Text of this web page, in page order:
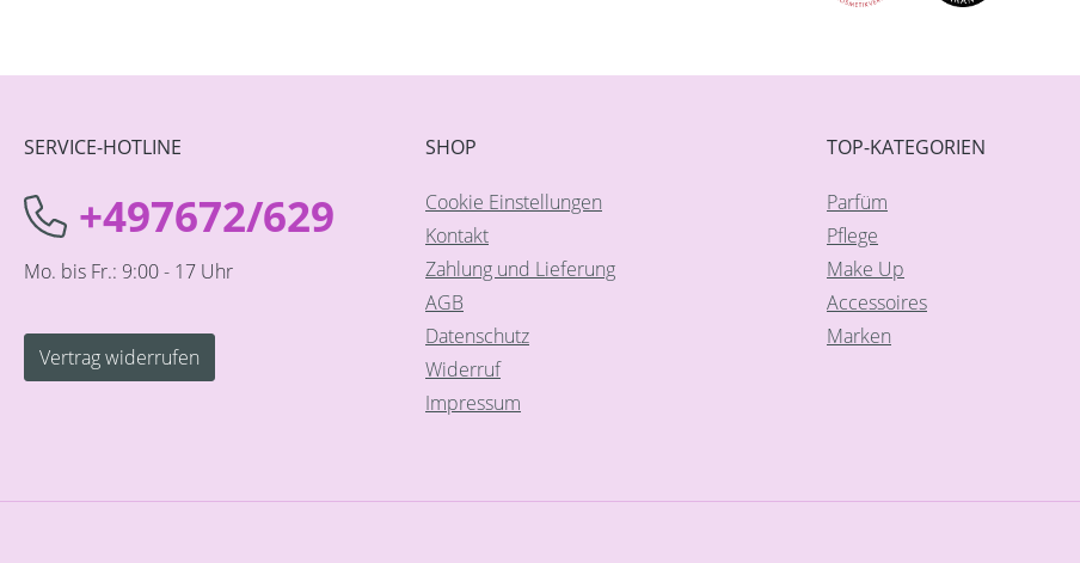
SERVICE-HOTLINE
+497672/629
Mo. bis Fr.: 9:00 - 17 Uhr
Vertrag widerrufen
SHOP
Cookie Einstellungen
Kontakt
Zahlung und Lieferung
AGB
Datenschutz
Widerruf
Impressum
TOP-KATEGORIEN
Parfüm
Pflege
Make Up
Accessoires
Marken